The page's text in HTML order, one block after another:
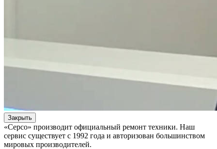
Закрыть
«Серсо» производит официальный ремонт техники. Наш
сервис существует с 1992 года и авторизован большинством
мировых производителей.